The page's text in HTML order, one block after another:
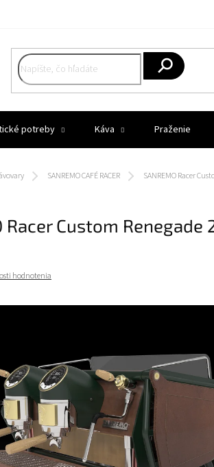
potreby Káva Praženie
SANREMO CAFÉ RACER SANREMO Racer
Racer Custom Renegade
hodnotenia